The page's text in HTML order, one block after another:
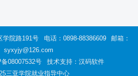
学院路191号 电话：0898-88386609
邮箱：
syxyjy@126.com
08007532号
技术支持：汉码软件
三亚学院就业指导中心